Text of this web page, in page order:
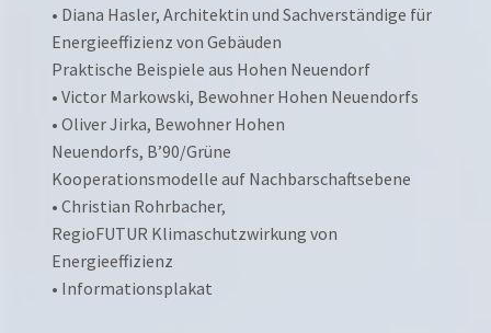
• Diana Hasler, Architektin und Sachverständige für
Energieeffizienz von Gebäuden
Praktische Beispiele aus Hohen Neuendorf
• Victor Markowski, Bewohner Hohen Neuendorfs
• Oliver Jirka, Bewohner Hohen
Neuendorfs, B’90/Grüne
Kooperationsmodelle auf Nachbarschaftsebene
• Christian Rohrbacher,
RegioFUTUR Klimaschutzwirkung von
Energieeffizienz
• Informationsplakat